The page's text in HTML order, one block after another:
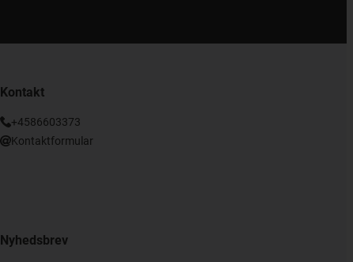
Kontakt
+4586603373
Kontaktformular
Nyhedsbrev